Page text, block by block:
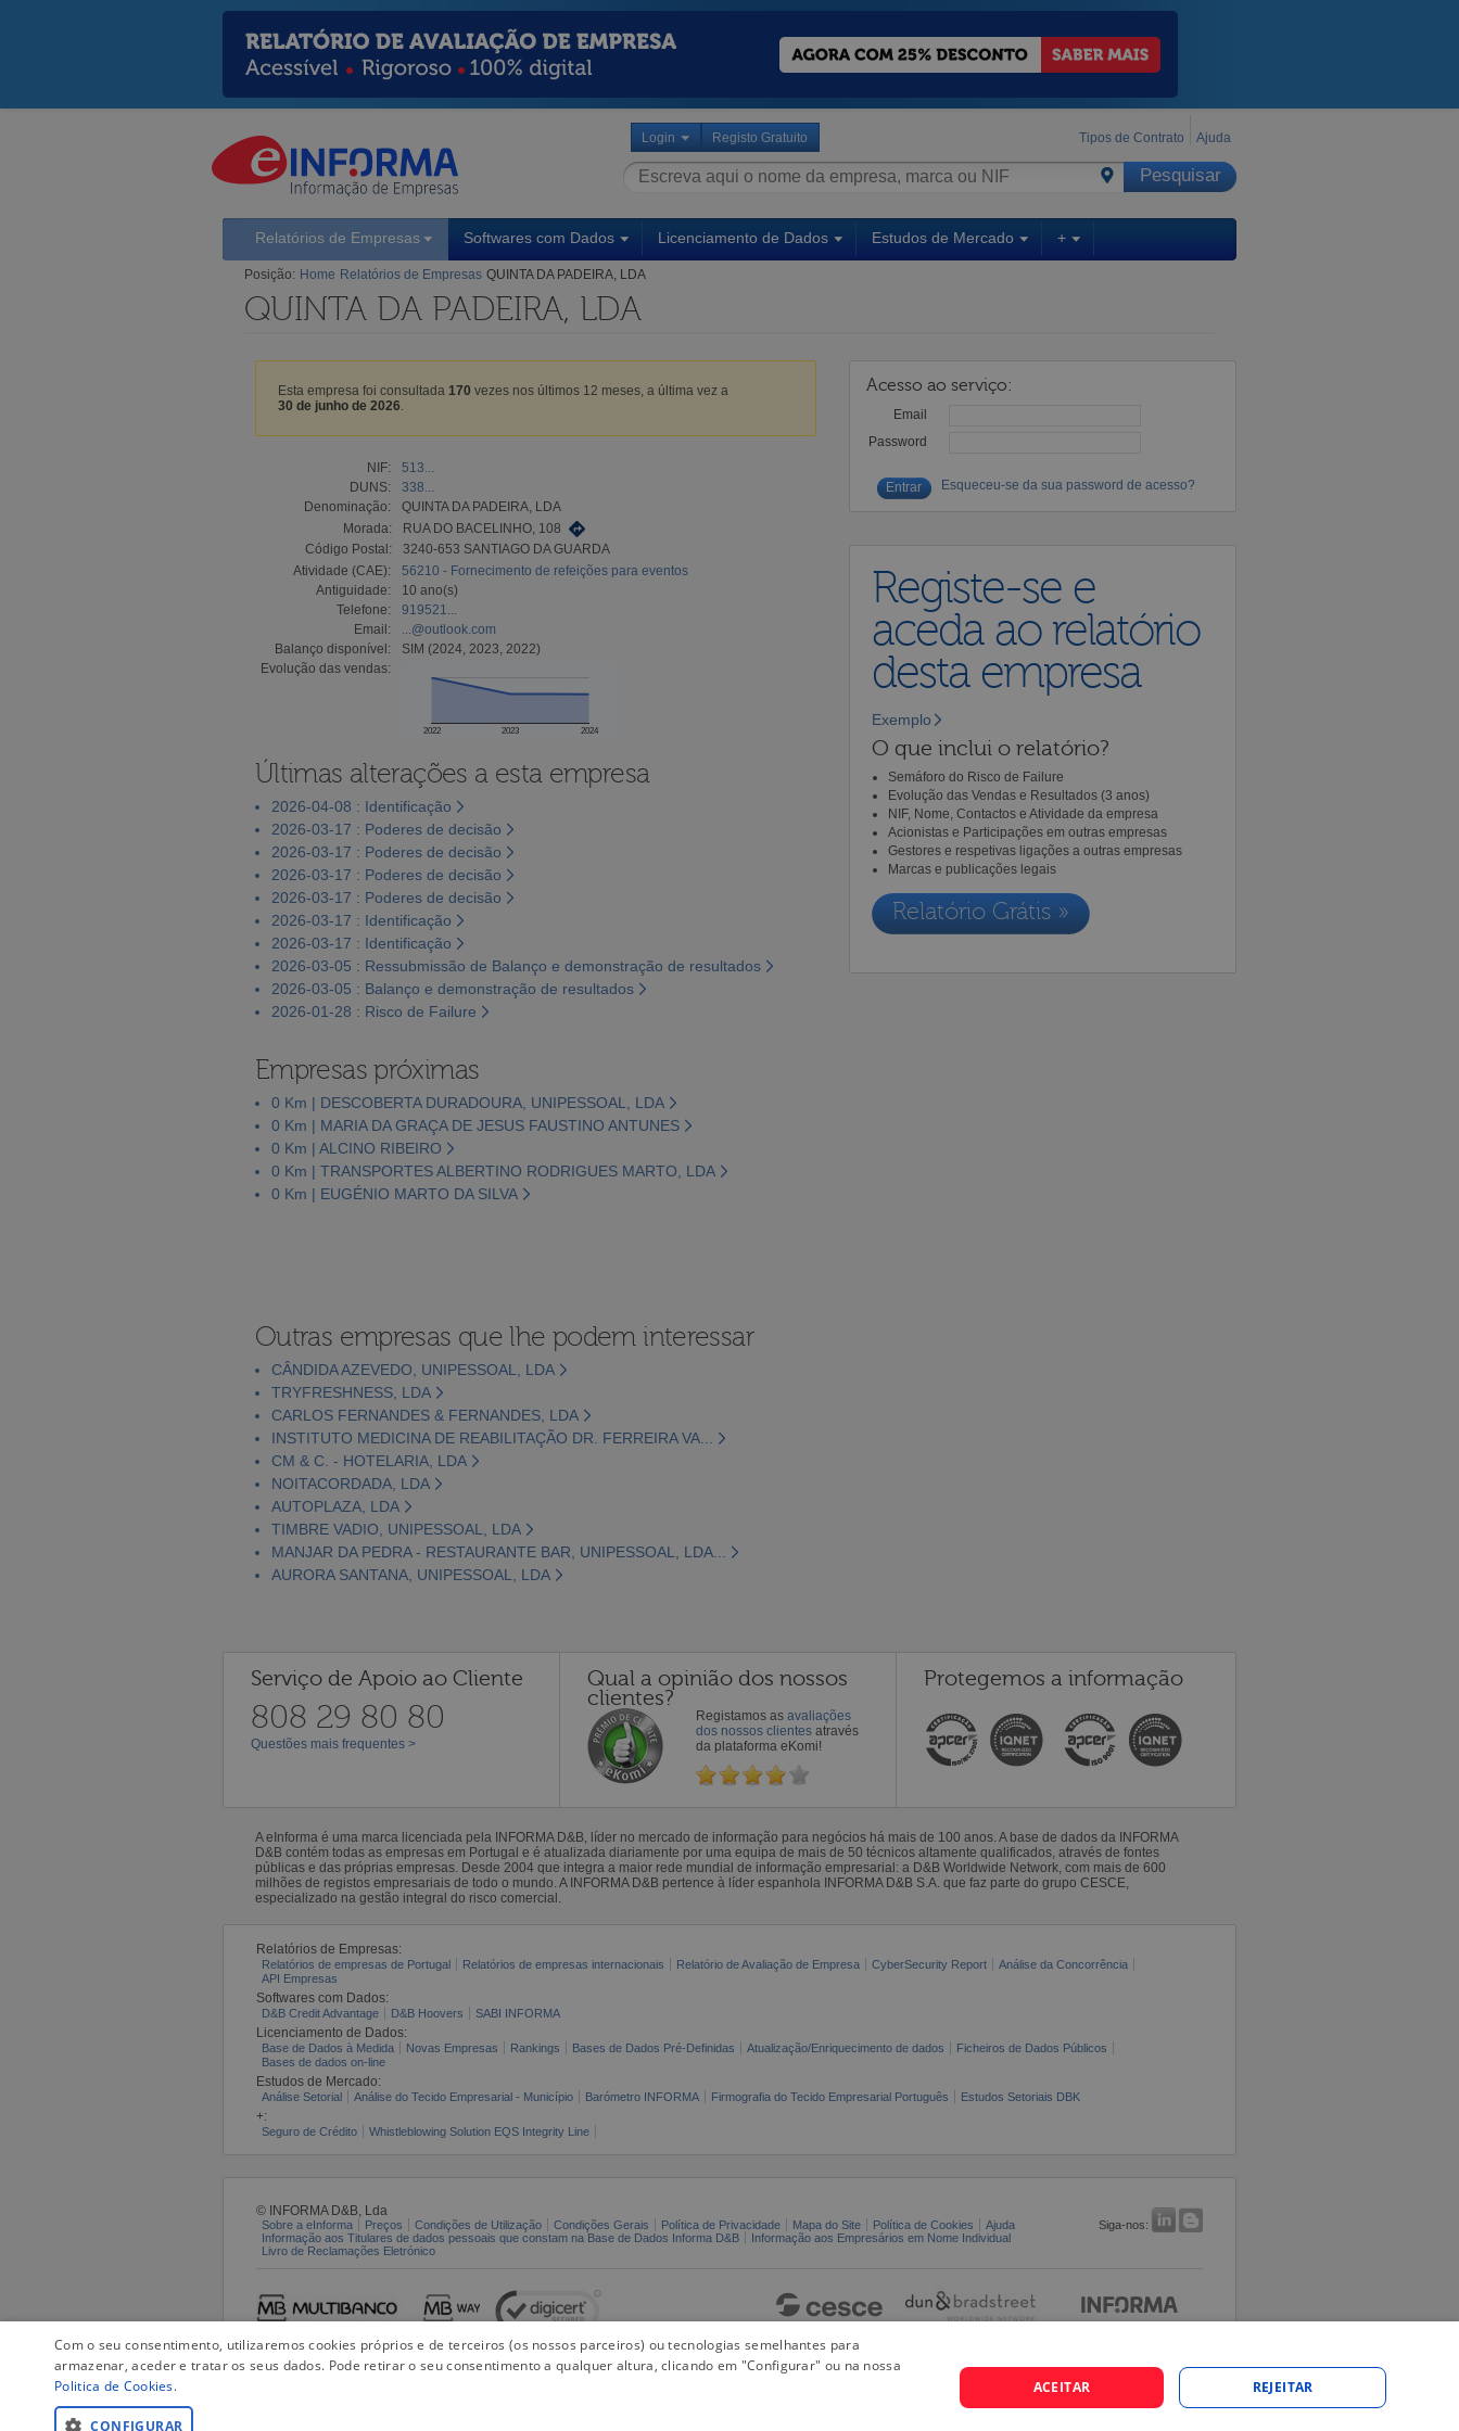
Login Registo Gratuito Tipos de Contrato Ajuda
Relatórios de Empresas Softwares com Dados Licenciamento de Dados Estudos de Mercado +
Posição: Home Relatórios de Empresas QUINTA DA PADEIRA, LDA
QUINTA DA PADEIRA, LDA
Esta empresa foi consultada 170 vezes nos últimos 12 meses, a última vez a
30 de junho de 2026
NIF:
513...
DUNS:
338...
Denominação:
QUINTA DA PADEIRA, LDA
Morada:
RUA DO BACELINHO, 108
Código Postal:
3240-653 SANTIAGO DA GUARDA
Atividade (CAE):
56210 - Fornecimento de refeições para eventos
Antiguidade:
10 ano(s)
Telefone:
919521...
Email:
...@outlook.com
Balanço disponível:
SIM (2024, 2023, 2022)
Evolução das vendas:
2022 2023 2024
Últimas alterações a esta empresa
2026-04-08 : Identificação
2026-03-17 : Poderes de decisão
2026-03-17 : Poderes de decisão
2026-03-17 : Poderes de decisão
2026-03-17 : Poderes de decisão
2026-03-17 : Identificação
2026-03-17 : Identificação
2026-03-05 : Ressubmissão de Balanço e demonstração de resultados
2026-03-05 : Balanço e demonstração de resultados
2026-01-28 : Risco de Failure
Empresas próximas
0 Km | DESCOBERTA DURADOURA, UNIPESSOAL, LDA
0 Km | MARIA DA GRAÇA DE JESUS FAUSTINO ANTUNES
0 Km | ALCINO RIBEIRO
0 Km | TRANSPORTES ALBERTINO RODRIGUES MARTO, LDA
0 Km | EUGÉNIO MARTO DA SILVA
Acesso ao serviço:
Email
Password
Esqueceu-se da sua password de acesso?
Registe-se e
aceda ao relatório
desta empresa
Exemplo
O que inclui o relatório?
Semáforo do Risco de Failure
Evolução das Vendas e Resultados (3 anos)
NIF, Nome, Contactos e Atividade da empresa
Acionistas e Participações em outras empresas
Gestores e respetivas ligações a outras empresas
Marcas e publicações legais
Relatório Grátis »
Outras empresas que lhe podem interessar
CÂNDIDA AZEVEDO, UNIPESSOAL, LDA
TRYFRESHNESS, LDA
CARLOS FERNANDES & FERNANDES, LDA
INSTITUTO MEDICINA DE REABILITAÇÃO DR. FERREIRA VA...
CM & C. - HOTELARIA, LDA
NOITACORDADA, LDA
AUTOPLAZA, LDA
TIMBRE VADIO, UNIPESSOAL, LDA
MANJAR DA PEDRA - RESTAURANTE BAR, UNIPESSOAL, LDA...
AURORA SANTANA, UNIPESSOAL, LDA
Serviço de Apoio ao Cliente
808 29 80 80
Questões mais frequentes >
Qual a opinião dos nossos
clientes?
Registamos as avaliações
dos nossos clientes através
da plataforma eKomi!
Protegemos a informação
A eInforma é uma marca licenciada pela INFORMA D&B, líder no mercado de informação para negócios há mais de 100 anos. A base de dados da INFORMA
D&B contém todas as empresas em Portugal e é atualizada diariamente por uma equipa de mais de 50 técnicos altamente qualificados, através de fontes
públicas e das próprias empresas. Desde 2004 que integra a maior rede mundial de informação empresarial: a D&B Worldwide Network, com mais de 600
milhões de registos empresariais de todo o mundo. A INFORMA D&B pertence à líder espanhola INFORMA D&B S.A. que faz parte do grupo CESCE,
especializado na gestão integral do risco comercial.
Relatórios de Empresas:
Relatórios de empresas de Portugal Relatórios de empresas internacionais Relatório de Avaliação de Empresa CyberSecurity Report
Análise da Concorrência
API Empresas
Softwares com Dados:
D&B Credit Advantage D&B Hoovers SABI INFORMA
Licenciamento de Dados:
Base de Dados à Medida Novas Empresas Rankings Bases de Dados Pré-Definidas Atualização/Enriquecimento de dados
Ficheiros de Dados Públicos
Bases de dados on-line
Estudos de Mercado:
Análise Setorial Análise do Tecido Empresarial - Município Barómetro INFORMA Firmografia do Tecido Empresarial Português Estudos Setoriais DBK
+:
Seguro de Crédito Whistleblowing Solution EQS Integrity Line
© INFORMA D&B, Lda
Sobre a eInforma Preços Condições de Utilização Condições Gerais Política de Privacidade Mapa do Site Política de Cookies Ajuda
Siga-nos:
Informação aos Titulares de dados pessoais que constam na Base de Dados Informa D&B
Informação aos Empresários em Nome Individual
Livro de Reclamações Eletrónico
Com o seu consentimento, utilizaremos cookies próprios e de terceiros (os nossos parceiros) ou tecnologias semelhantes para
armazenar, aceder e tratar os seus dados. Pode retirar o seu consentimento a qualquer altura, clicando em "Configurar" ou na nossa
Politica de Cookies.
CONFIGURAR
ACEITAR REJEITAR